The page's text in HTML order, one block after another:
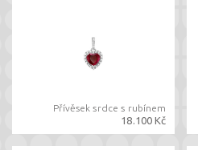
Přívěsek srdce s rubínem
18.100 Kč